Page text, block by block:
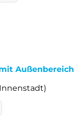
Außenbereich